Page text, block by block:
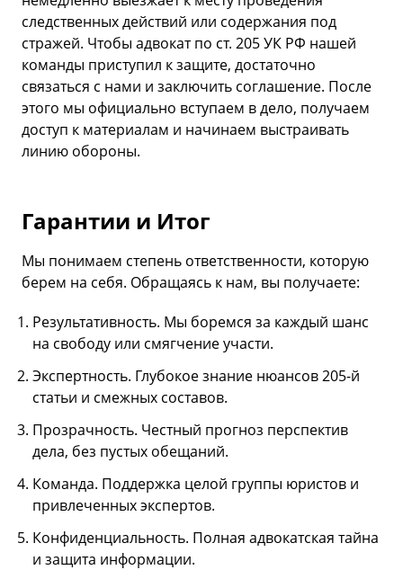
следственных действий или содержания под
стражей. Чтобы адвокат по ст. 205 УК РФ нашей
команды приступил к защите, достаточно
связаться с нами и заключить соглашение. После
этого мы официально вступаем в дело, получаем
доступ к материалам и начинаем выстраивать
линию обороны.
Гарантии и Итог
Мы понимаем степень ответственности, которую
берем на себя. Обращаясь к нам, вы получаете:
Результативность. Мы боремся за каждый шанс
на свободу или смягчение участи.
Экспертность. Глубокое знание нюансов 205-й
статьи и смежных составов.
Прозрачность. Честный прогноз перспектив
дела, без пустых обещаний.
Команда. Поддержка целой группы юристов и
привлеченных экспертов.
Конфиденциальность. Полная адвокатская тайна
и защита информации.